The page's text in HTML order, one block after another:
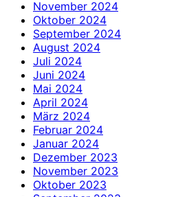
November 2024
Oktober 2024
September 2024
August 2024
Juli 2024
Juni 2024
Mai 2024
April 2024
März 2024
Februar 2024
Januar 2024
Dezember 2023
November 2023
Oktober 2023